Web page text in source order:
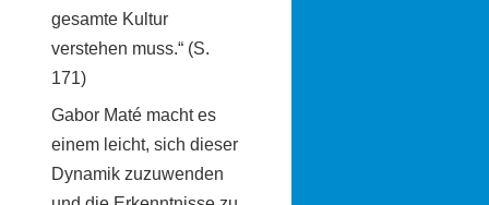
gesamte Kultur
verstehen muss.“ (S.
171)
Gabor Maté macht es
einem leicht, sich dieser
Dynamik zuzuwenden